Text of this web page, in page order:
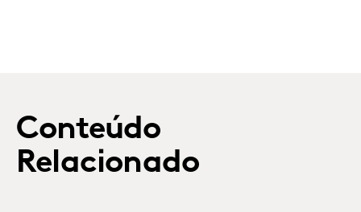
Conteúdo
Relacionado